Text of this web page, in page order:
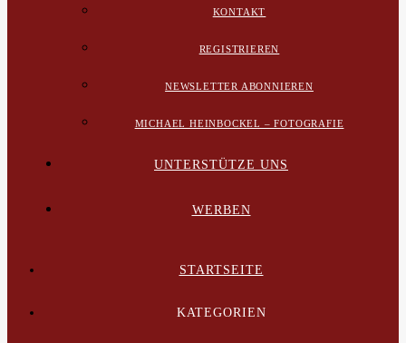
KONTAKT
REGISTRIEREN
NEWSLETTER ABONNIEREN
MICHAEL HEINBOCKEL – FOTOGRAFIE
UNTERSTÜTZE UNS
WERBEN
STARTSEITE
KATEGORIEN